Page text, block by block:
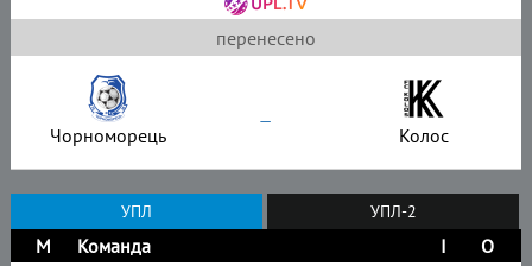
перенесено
Чорноморець – Колос
УПЛ УПЛ-2
М Команда І
О